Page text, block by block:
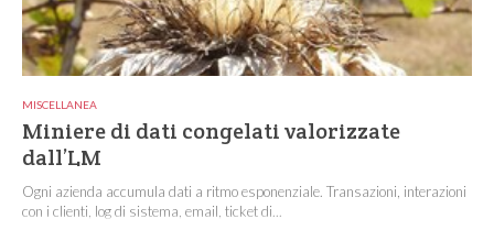
MISCELLANEA
Miniere di dati congelati valorizzate
dall’LM
Ogni azienda accumula dati a ritmo esponenziale. Transazioni, interazioni
con i clienti, log di sistema, email, ticket di...